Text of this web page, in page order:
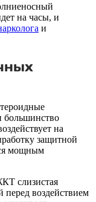
на часы, и
и
большинство
на
защитной
мощным
слизистая
перед воздействием